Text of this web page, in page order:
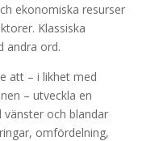
ekonomiska resurser
Klassiska
andra ord.
att – i likhet med
– utveckla en
och blandar
omfördelning,